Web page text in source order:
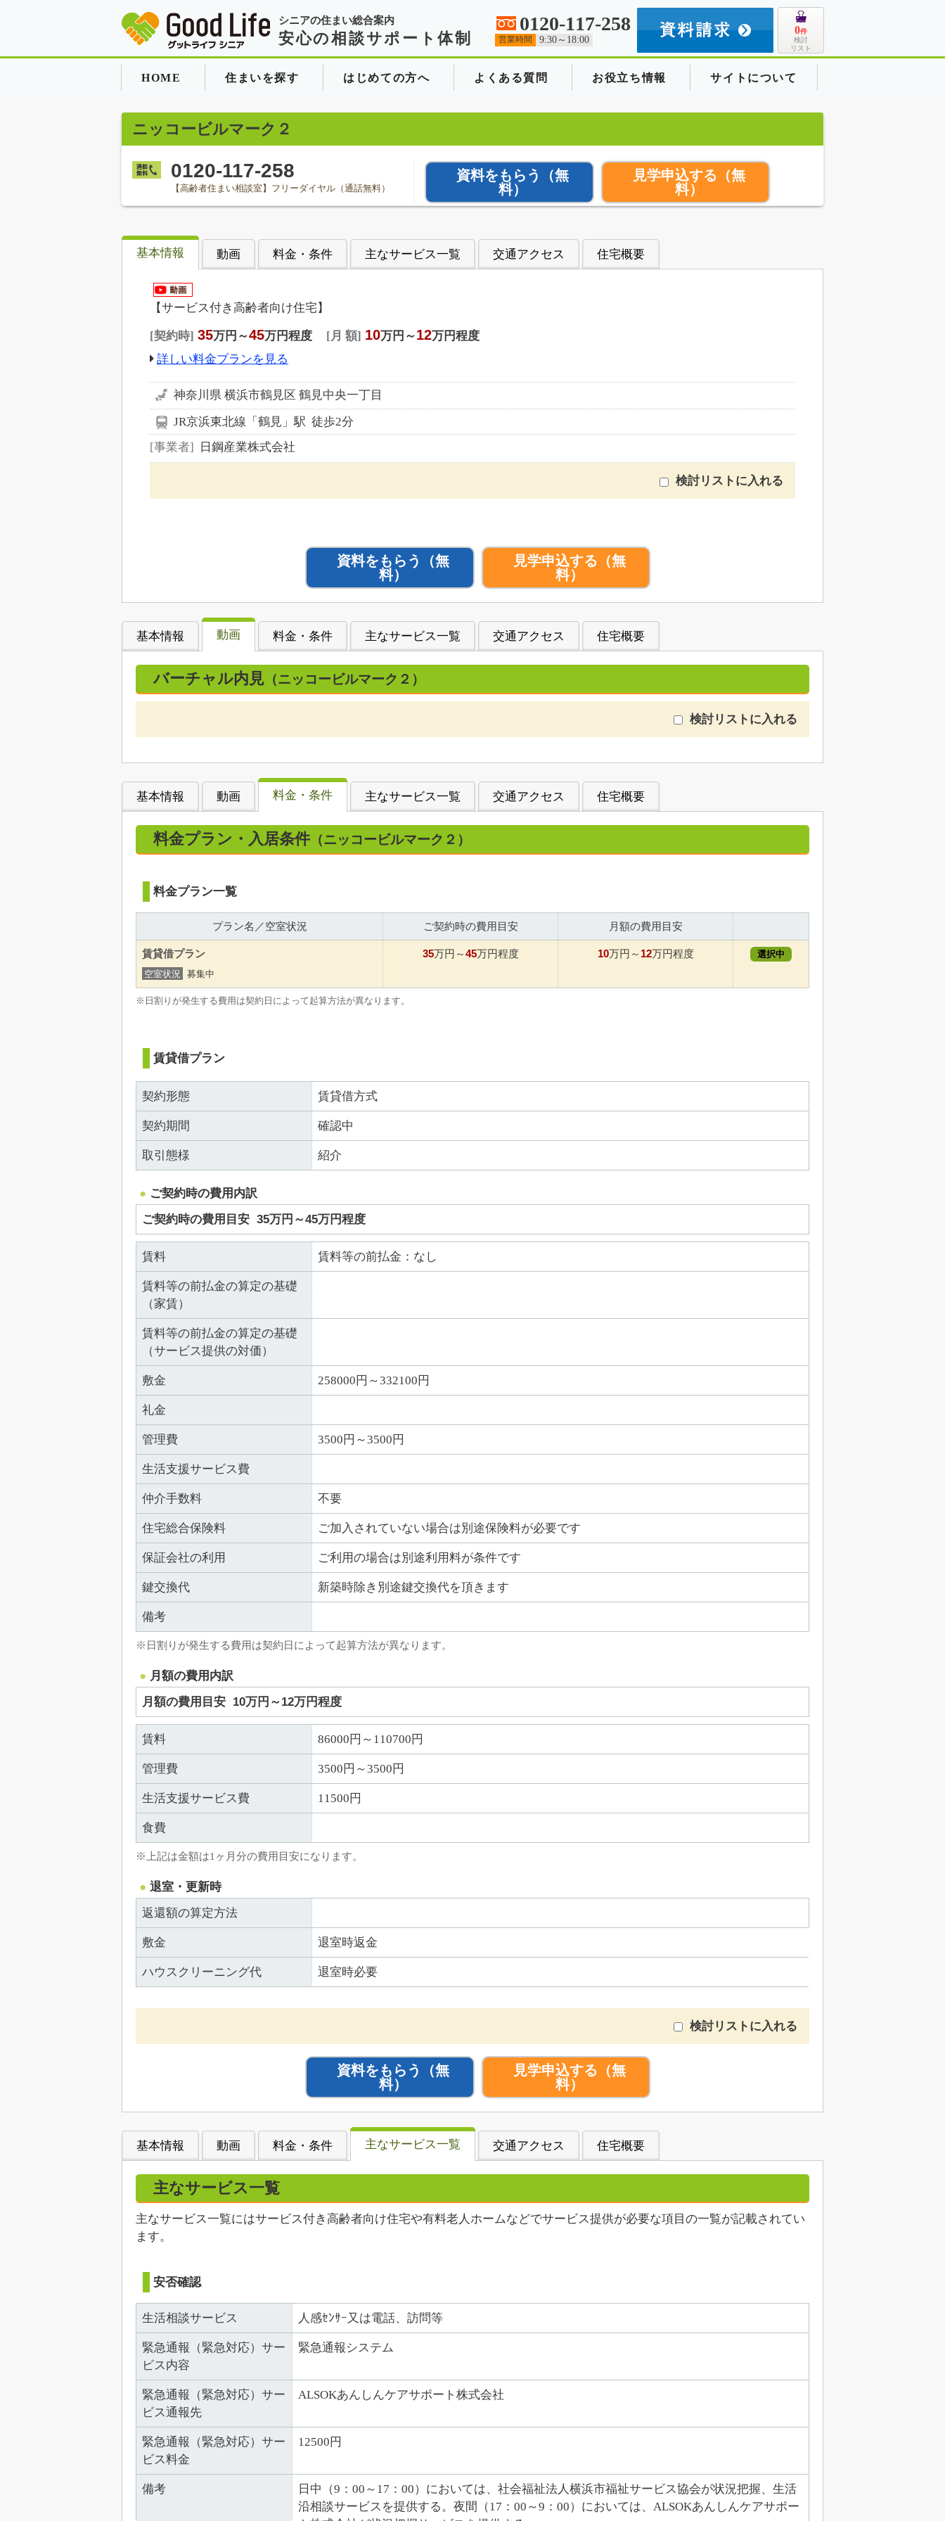
シニアの住まい総合案内
安心の相談サポート体制
0120-117-258
営業時間 9:30～18:00
0件
検討
リスト
HOME 住まいを探す はじめての方へ よくある質問 お役立ち情報 サイトについて
ニッコービルマーク２
0120-117-258
【高齢者住まい相談室】フリーダイヤル（通話無料）
資料をもらう
（無
料）
見学申込する （無
料）
基本情報 動画 料金・条件 主なサービス一覧 交通アクセス 住宅概要
【サービス付き高齢者向け住宅】
契約時 35万円～45万円程度 月 額 10万円～ 12万円程度
詳しい料金プランを見る
神奈川県 横浜市鶴見区 鶴見中央一丁目
JR京浜東北線「鶴見」駅 徒歩2分
事業者
日鋼産業株式会社
検討リストに入れる
資料をもらう
（無
料）
見学申込する （無
料）
基本情報 動画 料金・条件 主なサービス一覧 交通アクセス 住宅概要
バーチャル内見 （ニッコービルマーク２）
検討リストに入れる
基本情報 動画 料金・条件 主なサービス一覧 交通アクセス 住宅概要
料金プラン・入居条件 （ニッコービルマーク２）
料金プラン一覧
プラン名／空室状況 ご契約時の費用目安 月額の費用目安
賃貸借プラン
空室状況 募集中
35万円～45万円程度 10万円～ 12万円程度 選択中
※日割りが発生する費用は契約日によって起算方法が異なります。
賃貸借プラン
契約形態 賃貸借方式
契約期間 確認中
取引態様 紹介
ご契約時の費用内訳
ご契約時の費用目安 35万円～45万円程度
賃料 賃料等の前払金：なし
賃料等の前払金の算定の基礎
（家賃）
賃料等の前払金の算定の基礎
（サービス提供の対価）
敷金 258000円～332100円
礼金
管理費 3500円～3500円
生活支援サービス費
仲介手数料 不要
住宅総合保険料 ご加入されていない場合は別途保険料が必要です
保証会社の利用 ご利用の場合は別途利用料が条件です
鍵交換代 新築時除き別途鍵交換代を頂きます
備考
※日割りが発生する費用は契約日によって起算方法が異なります。
月額の費用内訳
月額の費用目安 10万円～12万円程度
賃料 86000円～110700円
管理費 3500円～3500円
生活支援サービス費 11500円
食費
※上記は金額は1ヶ月分の費用目安になります。
退室・更新時
返還額の算定方法
敷金 退室時返金
ハウスクリーニング代 退室時必要
検討リストに入れる
資料をもらう
（無
料）
見学申込する （無
料）
基本情報 動画 料金・条件 主なサービス一覧 交通アクセス 住宅概要
主なサービス一覧
主なサービス一覧にはサービス付き高齢者向け住宅や有料老人ホームなどでサービス提供が必要な項目の一覧が記載されてい
ます。
安否確認
生活相談サービス 人感ｾﾝｻｰ又は電話、訪問等
緊急通報（緊急対応）サー
ビス内容
緊急通報システム
緊急通報（緊急対応）サー
ビス通報先
ALSOKあんしんケアサポート株式会社
緊急通報（緊急対応）サー
ビス料金
12500円
備考
日中（9：00～17：00）においては、社会福祉法人横浜市福祉サービス協会が状況把握、生活
沿相談サービスを提供する。夜間（17：00～9：00）においては、ALSOKあんしんケアサポー